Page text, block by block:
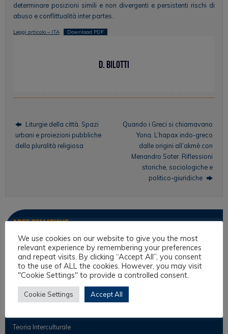
determinare posizioni simili e non divergenti e persistenti rischi di
abuso e conflittualità inter partes.
Leggi articolo – ITA Download PDF
D. Bilotti
Liturgie della città. Spazi
urbani e proiezioni pubbliche
della pluralità religiosa
Quando i Greci si chiamavano
Yona. L’hapax indo-greco
dalle origini all’akmè con
Menandro Soter. Riflessioni
storiche, sociologiche e
politico-giuridiche
Aree tematiche
Antropologia Giuridica
Culture filosofiche e filosofia del diritto
Diritto e Religione
Diritto Interculturale
Teoria Interculturale
We use cookies on our website to give you the most
relevant experience by remembering your preferences
and repeat visits. By clicking “Accept All”, you consent
to the use of ALL the cookies. However, you may visit
"Cookie Settings" to provide a controlled consent.
Cookie Settings Accept All